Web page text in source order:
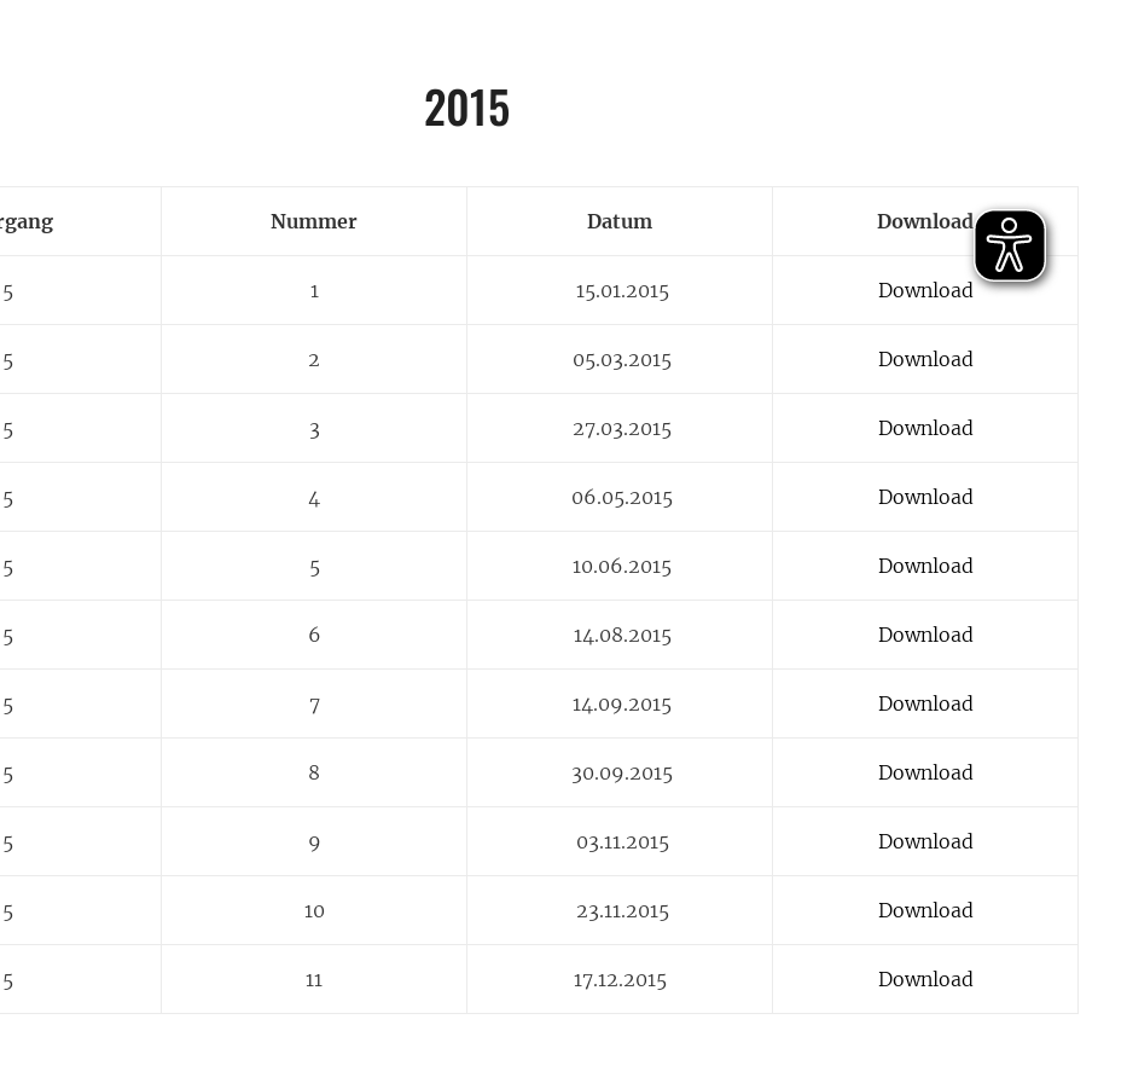
2015
Nummer Datum Download
5 1 15.01.2015 Download
5 2 05.03.2015 Download
5 3 27.03.2015 Download
5 4 06.05.2015 Download
5 5 10.06.2015 Download
5 6 14.08.2015 Download
5 7 14.09.2015 Download
5 8 30.09.2015 Download
5 9 03.11.2015 Download
5 10 23.11.2015 Download
5 11 17.12.2015 Download